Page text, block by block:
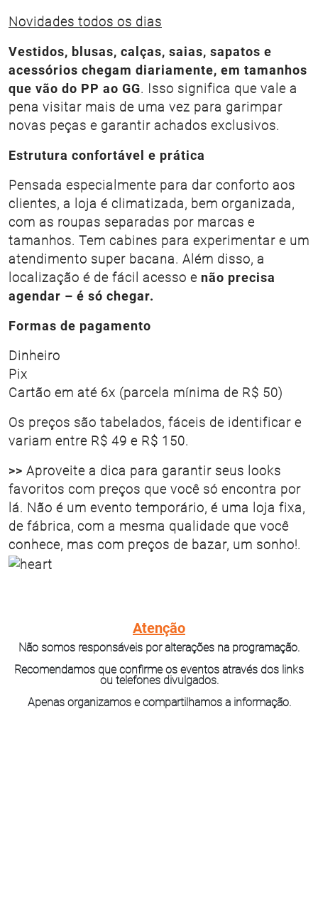
Novidades todos os dias
Vestidos, blusas, calças, saias, sapatos e
acessórios chegam diariamente, em tamanhos
que vão do PP ao GG. Isso significa que vale a
pena visitar mais de uma vez para garimpar
novas peças e garantir achados exclusivos.
Estrutura confortável e prática
Pensada especialmente para dar conforto aos
clientes, a loja é climatizada, bem organizada,
com as roupas separadas por marcas e
tamanhos. Tem cabines para experimentar e um
atendimento super bacana. Além disso, a
localização é de fácil acesso e não precisa
agendar – é só chegar.
Formas de pagamento
Dinheiro
Pix
Cartão em até 6x (parcela mínima de R$ 50)
Os preços são tabelados, fáceis de identificar e
variam entre R$ 49 e R$ 150.
>> Aproveite a dica para garantir seus looks
favoritos com preços que você só encontra por
lá. Não é um evento temporário, é uma loja fixa,
de fábrica, com a mesma qualidade que você
conhece, mas com preços de bazar, um sonho!.
Atenção
Não somos responsáveis por alterações na programação.
Recomendamos que confirme os eventos através dos links
ou telefones divulgados.
Apenas organizamos e compartilhamos a informação.